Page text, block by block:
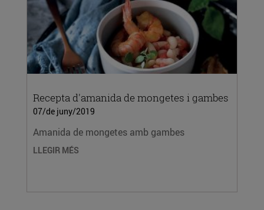
Recepta d'amanida de mongetes i gambes
07/de juny/2019
Amanida de mongetes amb gambes
LLEGIR MÉS